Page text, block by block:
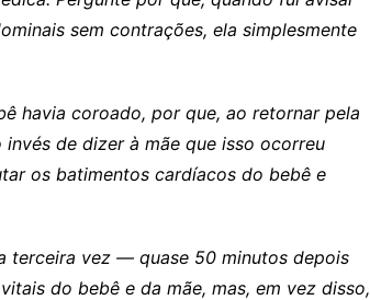
sem contrações, ela simplesmente
havia coroado, por que, ao retornar pela
invés de dizer à mãe que isso ocorreu
os batimentos cardíacos do bebê e
terceira vez — quase 50 minutos depois
do bebê e da mãe, mas, em vez disso,